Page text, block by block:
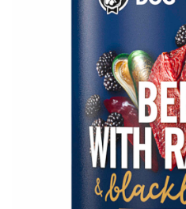
800G